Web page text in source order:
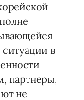
в
партнеры,
не